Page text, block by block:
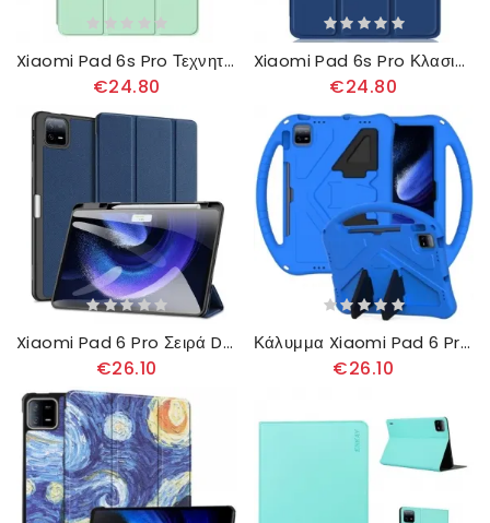
Xiaomi Pad 6s Pro Τεχνητό Δέρμα
€24.80
Xiaomi Pad 6s Pro Κλασική Βάση Γραφίδας
€24.80
Xiaomi Pad 6 Pro Σειρά Domo Dux Ducis
€26.10
Κάλυμμα Xiaomi Pad 6 Pro Βάση Και Λαβή Eva
€26.10